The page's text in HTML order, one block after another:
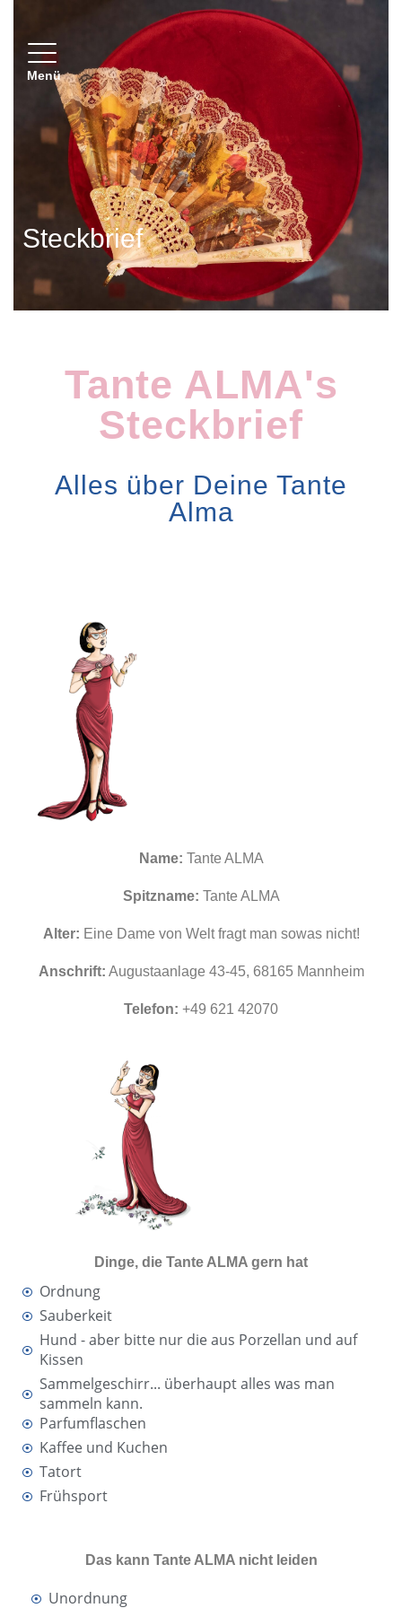
Toggle navigation
Menü
Steckbrief
Tante ALMA's
Steckbrief
Alles über Deine Tante
Alma
Name: Tante ALMA
Spitzname: Tante ALMA
Alter: Eine Dame von Welt fragt man sowas nicht!
Anschrift: Augustaanlage 43-45, 68165 Mannheim
Telefon: +49 621 42070
Dinge, die Tante ALMA gern hat
Ordnung
Sauberkeit
Hund - aber bitte nur die aus Porzellan und auf
Kissen
Sammelgeschirr... überhaupt alles was man
sammeln kann.
Parfumflaschen
Kaffee und Kuchen
Tatort
Frühsport
Das kann Tante ALMA nicht leiden
Unordnung